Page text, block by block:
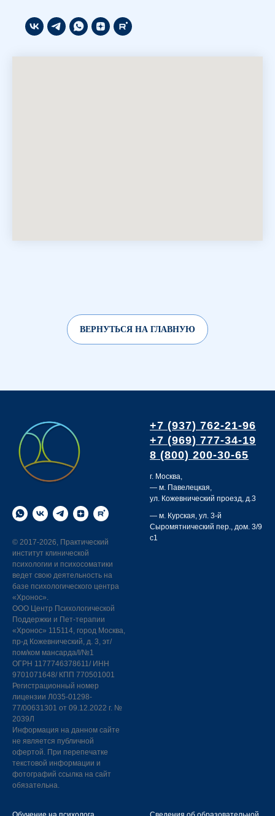
ВЕРНУТЬСЯ НА ГЛАВНУЮ
© 2017-2026, Практический
институт клинической
психологии и психосоматики
ведет свою деятельность на
базе психологического центра
«Хронос».
ООО Центр Психологической
Поддержки и Пет-терапии
«Хронос» 115114, город Москва,
пр-д Кожевнический, д. 3, эт/
пом/ком мансарда/I/№1
ОГРН 1177746378611/ ИНН
9701071648/ КПП 770501001
Регистрационный номер
лицензии Л035-01298-
77/00631301 от 09.12.2022 г. №
2039Л
Информация на данном сайте
не является публичной
офертой. При перепечатке
текстовой информации и
фотографий ссылка на сайт
обязательна.
+7 (937) 762-21-96
+7 (969) 777-34-19
8 (800) 200-30-65
г. Москва,
— м. Павелецкая,
ул. Кожевнический проезд, д.3
— м. Курская, ул. 3-й
Сыромятнический пер., дом. 3/9
с1